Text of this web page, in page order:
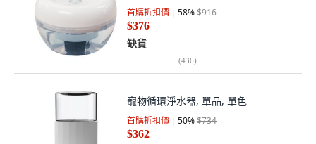
首購折扣價 58%$916
$376
缺貨
(436)
寵物循環淨水器, 單品, 單色
首購折扣價 50%$734
$362